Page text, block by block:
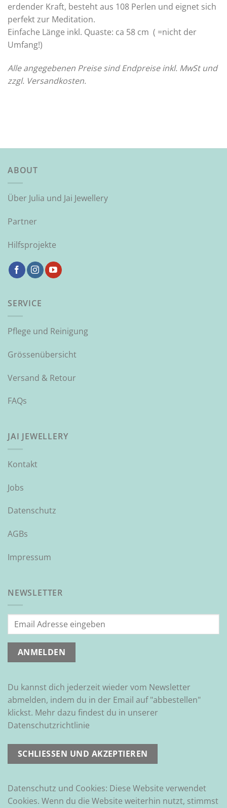
erdender Kraft, besteht aus 108 Perlen und eignet sich
perfekt zur Meditation.
Einfache Länge inkl. Quaste: ca 58 cm ( =nicht der
Umfang!)
Alle angegebenen Preise sind Endpreise inkl. MwSt und
zzgl. Versandkosten.
ABOUT
Über Julia und Jai Jewellery
Partner
Hilfsprojekte
SERVICE
Pflege und Reinigung
Grössenübersicht
Versand & Retour
FAQs
JAI JEWELLERY
Kontakt
Jobs
Datenschutz
AGBs
Impressum
NEWSLETTER
Du kannst dich jederzeit wieder vom Newsletter
abmelden, indem du in der Email auf "abbestellen"
klickst. Mehr dazu findest du in unserer
Datenschutzrichtlinie
Datenschutz und Cookies: Diese Website verwendet
Cookies. Wenn du die Website weiterhin nutzt, stimmst